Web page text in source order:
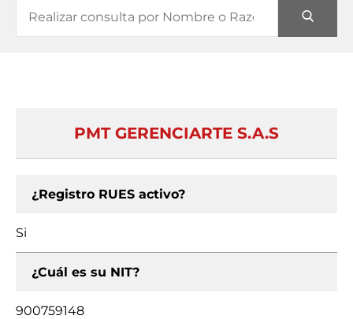
PMT GERENCIARTE S.A.S
¿Registro RUES activo?
Si
¿Cuál es su NIT?
900759148